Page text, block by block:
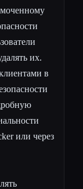
их.
в
или через